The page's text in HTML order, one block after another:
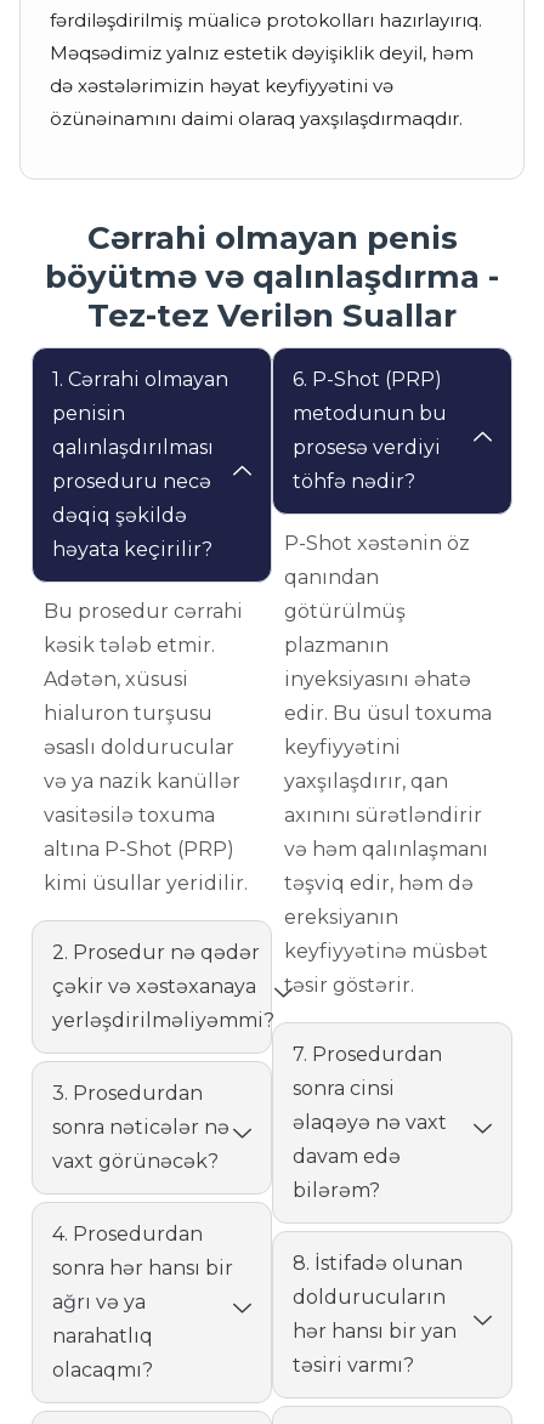
fərdiləşdirilmiş müalicə protokolları hazırlayırıq.
Məqsədimiz yalnız estetik dəyişiklik deyil, həm
də xəstələrimizin həyat keyfiyyətini və
özünəinamını daimi olaraq yaxşılaşdırmaqdır.
Cərrahi olmayan penis
böyütmə və qalınlaşdırma -
Tez-tez Verilən Suallar
1. Cərrahi olmayan
penisin
qalınlaşdırılması
proseduru necə
dəqiq şəkildə
həyata keçirilir?
Bu prosedur cərrahi
kəsik tələb etmir.
Adətən, xüsusi
hialuron turşusu
əsaslı doldurucular
və ya nazik kanüllər
vasitəsilə toxuma
altına P-Shot (PRP)
kimi üsullar yeridilir.
2. Prosedur nə qədər
çəkir və xəstəxanaya
yerləşdirilməliyəmmi?
3. Prosedurdan
sonra nəticələr nə
vaxt görünəcək?
4. Prosedurdan
sonra hər hansı bir
ağrı və ya
narahatlıq
olacaqmı?
6. P-Shot (PRP)
metodunun bu
prosesə verdiyi
töhfə nədir?
P-Shot xəstənin öz
qanından
götürülmüş
plazmanın
inyeksiyasını əhatə
edir. Bu üsul toxuma
keyfiyyətini
yaxşılaşdırır, qan
axınını sürətləndirir
və həm qalınlaşmanı
təşviq edir, həm də
ereksiyanın
keyfiyyətinə müsbət
təsir göstərir.
7. Prosedurdan
sonra cinsi
əlaqəyə nə vaxt
davam edə
bilərəm?
8. İstifadə olunan
doldurucuların
hər hansı bir yan
təsiri varmı?